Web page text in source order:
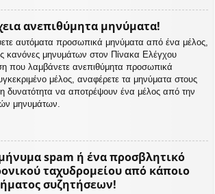
ανεπιθύμητα μηνύματα!
αυτόματα προσωπικά μηνύματα από ένα μέλος,
κανόνες μηνυμάτων στον Πίνακα Ελέγχου
που λαμβάνετε ανεπιθύμητα προσωπικά
μέλος, αναφέρετε τα μηνύματα στους
δυνατότητα να αποτρέψουν ένα μέλος από την
μηνυμάτων.
spam ή ένα προσβλητικό
ταχυδρομείου από κάποιο
συζητήσεων!